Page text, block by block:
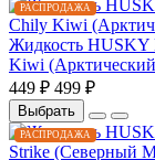
РАСПРОДАЖА
Жидкость HUSKY
Kiwi
449 ₽ 499 ₽
Выбрать
РАСПРОДАЖА